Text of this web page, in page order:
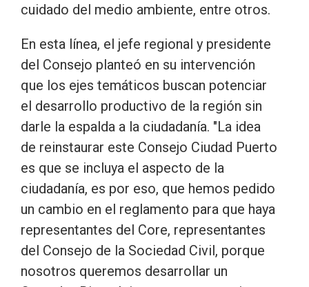
cuidado del medio ambiente, entre otros.
En esta línea, el jefe regional y presidente
del Consejo planteó en su intervención
que los ejes temáticos buscan potenciar
el desarrollo productivo de la región sin
darle la espalda a la ciudadanía. "La idea
de reinstaurar este Consejo Ciudad Puerto
es que se incluya el aspecto de la
ciudadanía, es por eso, que hemos pedido
un cambio en el reglamento para que haya
representantes del Core, representantes
del Consejo de la Sociedad Civil, porque
nosotros queremos desarrollar un